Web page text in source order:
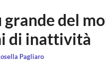
grande del
di inattività
Pagliaro